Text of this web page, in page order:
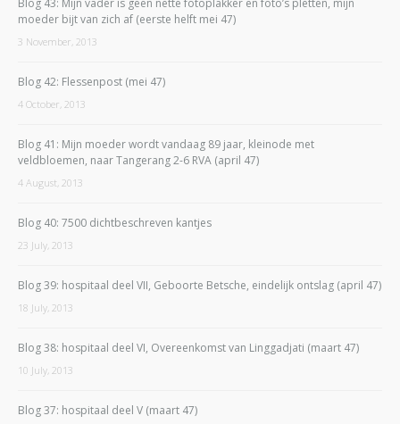
moeder bijt van zich af (eerste helft mei 47)
3 November, 2013
Blog 42: Flessenpost (mei 47)
4 October, 2013
Blog 41: Mijn moeder wordt vandaag 89 jaar, kleinode met
veldbloemen, naar Tangerang 2-6 RVA (april 47)
4 August, 2013
Blog 40: 7500 dichtbeschreven kantjes
23 July, 2013
Blog 39: hospitaal deel VII, Geboorte Betsche, eindelijk ontslag (april 47)
18 July, 2013
Blog 38: hospitaal deel VI, Overeenkomst van Linggadjati (maart 47)
10 July, 2013
Blog 37: hospitaal deel V (maart 47)